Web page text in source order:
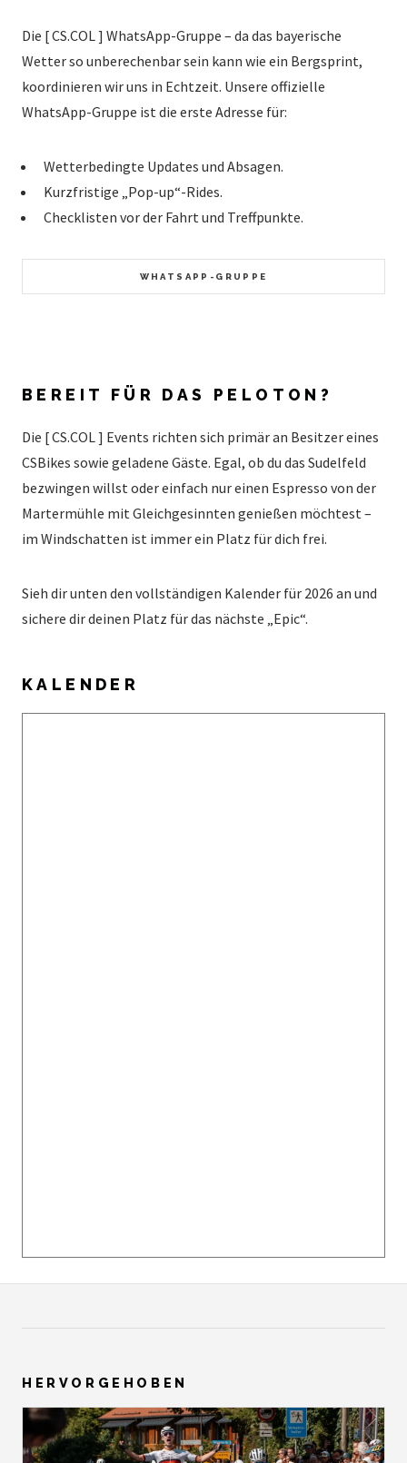
Die [ CS.COL ] WhatsApp-Gruppe – da das bayerische
Wetter so unberechenbar sein kann wie ein Bergsprint,
koordinieren wir uns in Echtzeit. Unsere offizielle
WhatsApp-Gruppe ist die erste Adresse für:
Wetterbedingte Updates und Absagen.
Kurzfristige „Pop-up“-Rides.
Checklisten vor der Fahrt und Treffpunkte.
WHATSAPP-GRUPPE
BEREIT FÜR DAS PELOTON?
Die [ CS.COL ] Events richten sich primär an Besitzer eines
CSBikes sowie geladene Gäste. Egal, ob du das Sudelfeld
bezwingen willst oder einfach nur einen Espresso von der
Martermühle mit Gleichgesinnten genießen möchtest –
im Windschatten ist immer ein Platz für dich frei.
Sieh dir unten den vollständigen Kalender für 2026 an und
sichere dir deinen Platz für das nächste „Epic“.
KALENDER
HERVORGEHOBEN